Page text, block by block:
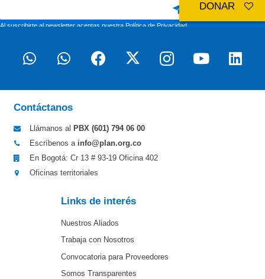
Al suscribirte al newsletter aceptas nuestraPolítica de Privacidad
Contáctanos
Llámanos al PBX (601) 794 06 00
Escríbenos a info@plan.org.co
En Bogotá: Cr 13 # 93-19 Oficina 402
Oficinas territoriales
Links de interés
Nuestros Aliados
Trabaja con Nosotros
Convocatoria para Proveedores
Somos Transparentes
DONAR